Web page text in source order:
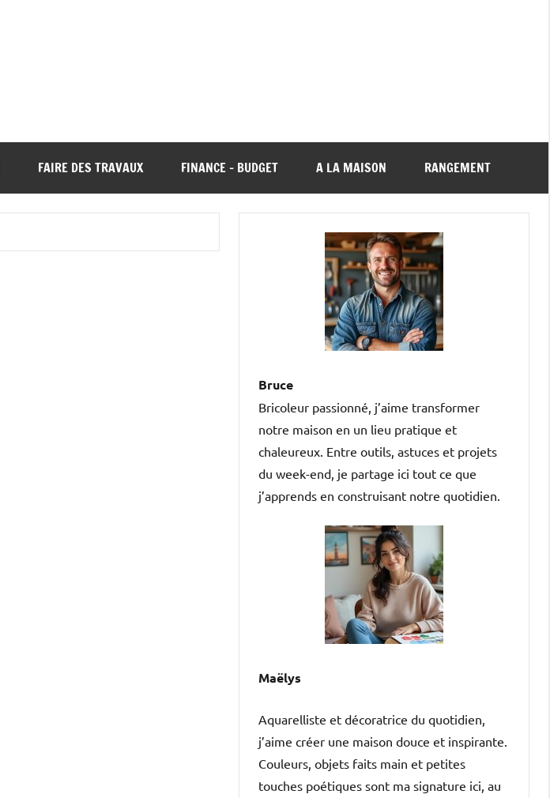
FAIRE DES TRAVAUX FINANCE – BUDGET A LA MAISON RANGEMENT
Bruce
Bricoleur passionné, j’aime transformer
notre maison en un lieu pratique et
chaleureux. Entre outils, astuces et projets
du week-end, je partage ici tout ce que
j’apprends en construisant notre quotidien.
Maëlys
Aquarelliste et décoratrice du quotidien,
j’aime créer une maison douce et inspirante.
Couleurs, objets faits main et petites
touches poétiques sont ma signature ici, au